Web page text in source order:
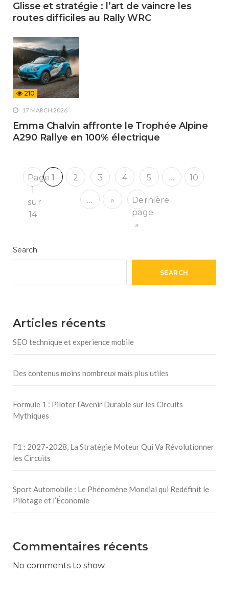
Glisse et stratégie : l’art de vaincre les
routes difficiles au Rally WRC
210
17 MARCH 2026
Emma Chalvin affronte le Trophée Alpine
A290 Rallye en 100% électrique
Page
1
sur
14
1 2 3 4 5 … 10
… »
Dernière
page
»
Search
SEARCH
Articles récents
SEO technique et experience mobile
Des contenus moins nombreux mais plus utiles
Formule 1 : Piloter l’Avenir Durable sur les Circuits
Mythiques
F1 : 2027-2028, La Stratégie Moteur Qui Va Révolutionner
les Circuits
Sport Automobile : Le Phénomène Mondial qui Redéfinit le
Pilotage et l’Économie
Commentaires récents
No comments to show.